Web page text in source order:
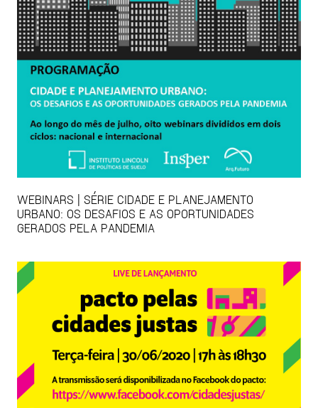
WEBINARS | SÉRIE CIDADE E PLANEJAMENTO
URBANO: OS DESAFIOS E AS OPORTUNIDADES
GERADOS PELA PANDEMIA